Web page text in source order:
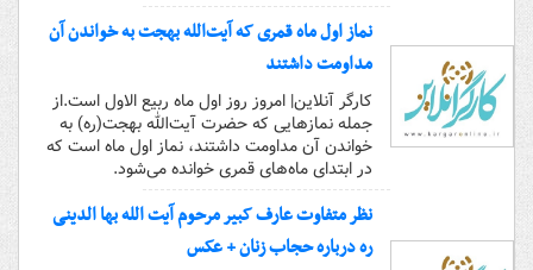
نماز اول ماه قمری که آیت‌الله بهجت به خواندن آن
مداومت داشتند
کارگر آنلاین| امروز روز اول ماه ربیع الاول است.از
جمله نمازهایی که حضرت آیت‌الله بهجت(ره) به
خواندن آن مداومت داشتند، نماز اول ماه است که
در ابتدای ماه‌های قمری خوانده می‌شود.
نظر متفاوت عارف کبیر مرحوم آیت الله بها الدینی
ره درباره حجاب زنان + عکس